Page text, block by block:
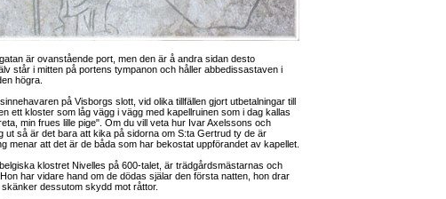
är ovanstående port, men den är å andra sidan desto
står i mitten på portens tympanon och håller abbedissastaven i
högra.
på Visborgs slott, vid olika tillfällen gjort utbetalningar till
ett kloster som låg vägg i vägg med kapellruinen som i dag kallas
min frues lille pige". Om du vill veta hur Ivar Axelssons och
ut så är det bara att kika på sidorna om S:ta Gertrud ty de är
menar att det är de båda som har bekostat uppförandet av kapellet.
klostret Nivelles på 600-talet, är trädgårdsmästarnas och
har vidare hand om de dödas själar den första natten, hon drar
dessutom skydd mot råttor.